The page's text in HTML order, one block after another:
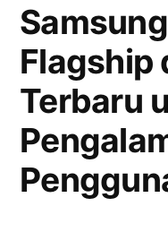
Flagship
Terbaru